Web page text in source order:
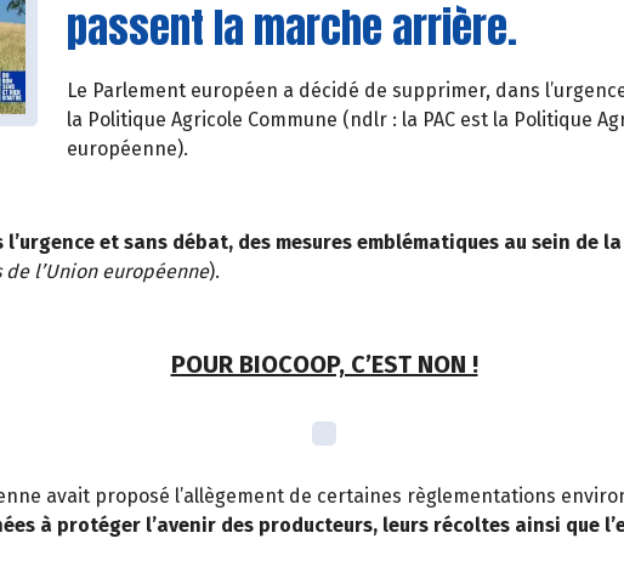
passent la marche arrière.
Le Parlement européen a décidé de supprimer, dans
la Politique Agricole Commune (ndlr : la PAC est la Politique
européenne).
et sans débat, des mesures emblématiques au sein de
l’Union européenne).
POUR BIOCOOP, C’EST NON !
avait proposé l’allègement de certaines règlementations
à protéger l’avenir des producteurs, leurs récoltes ainsi que